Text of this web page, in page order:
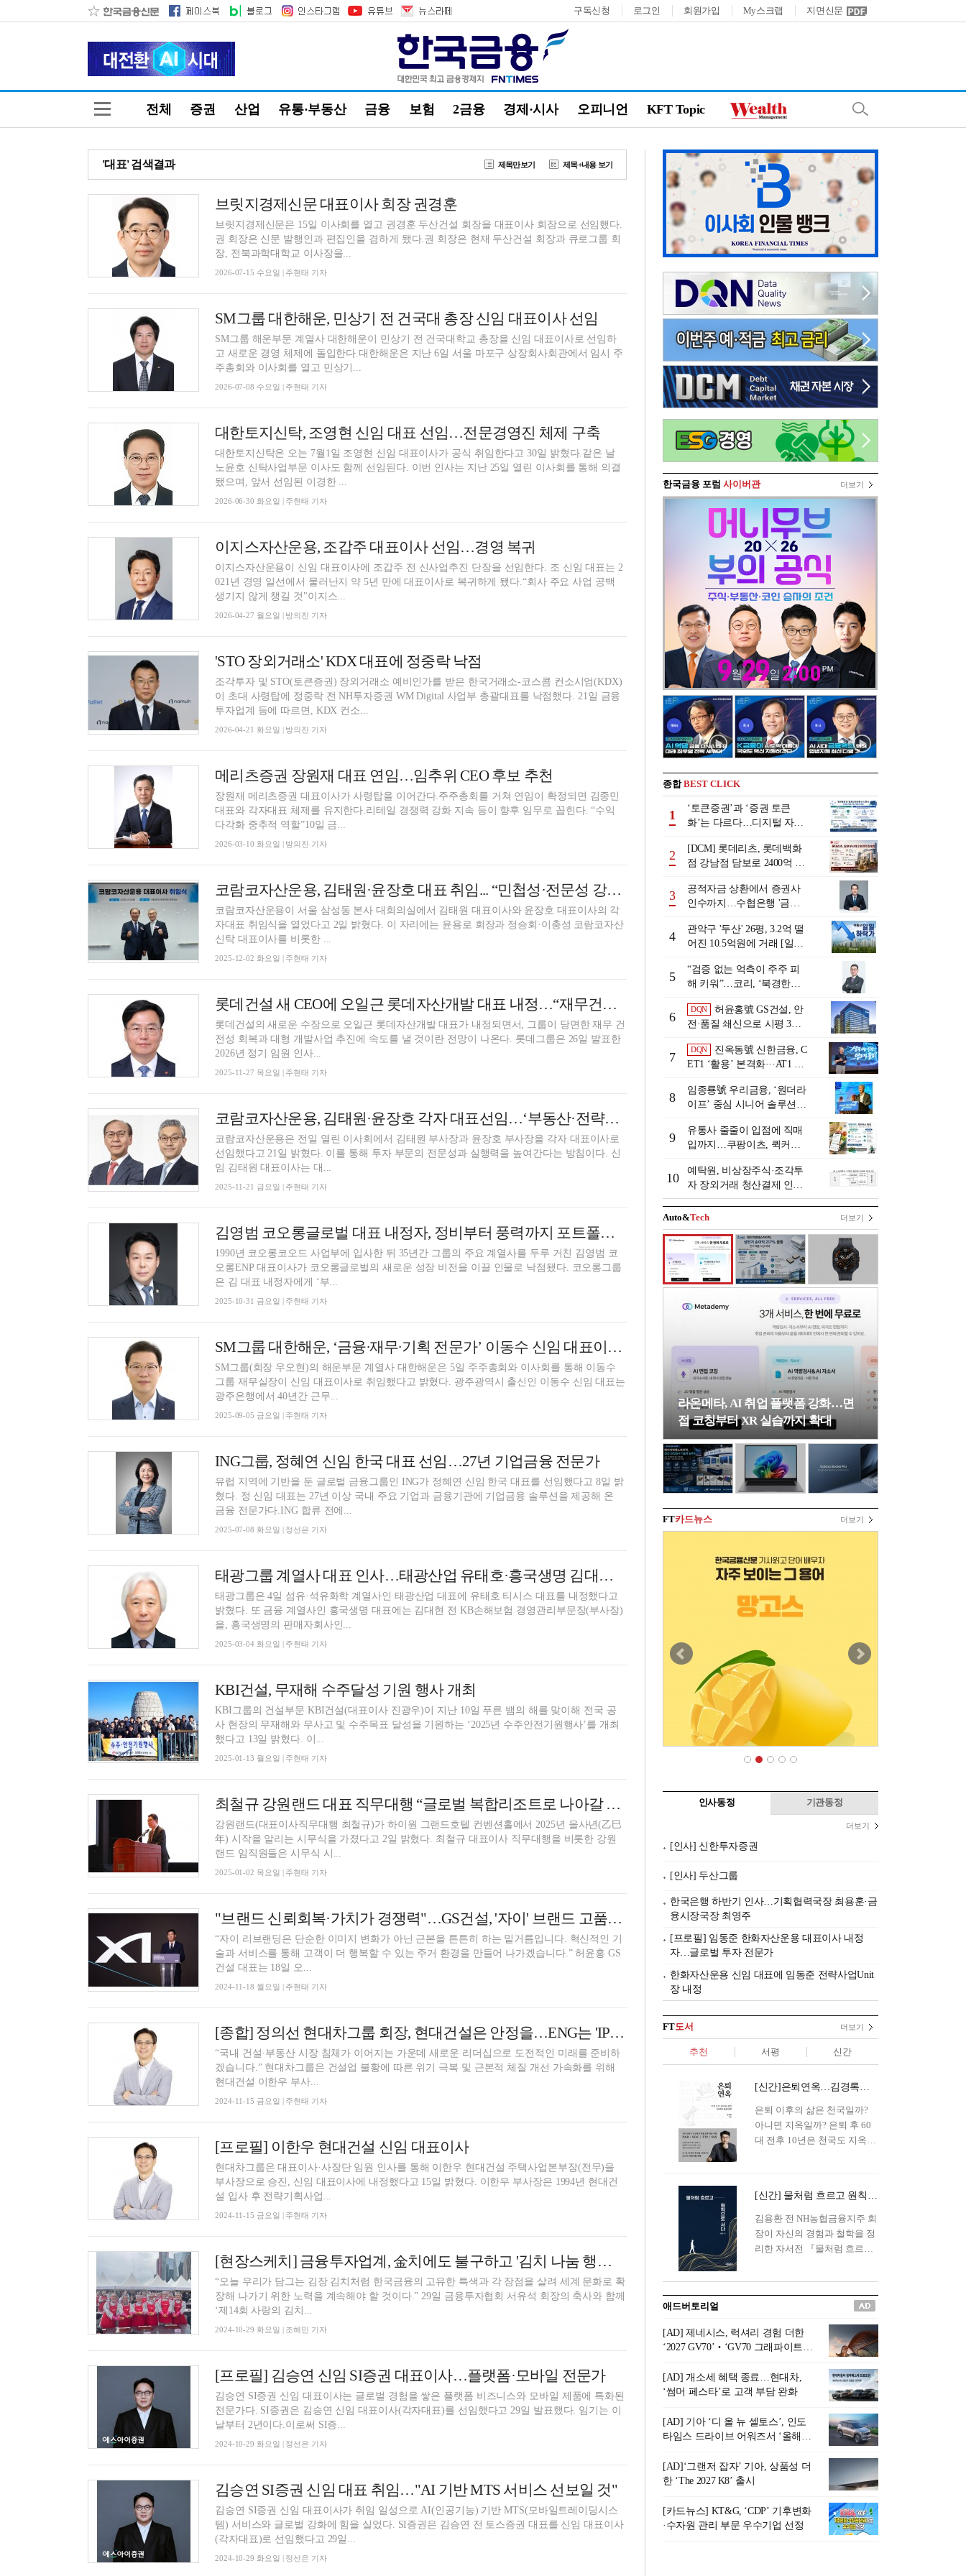
구독신청 로그인 회원가입 My스크랩 지면신문
전체 증권 산업 유통·부동산 금융 보험 2금융 경제·시사 오피니언 KFT Topic
'대표' 검색결과 제목만보기 제목+내용 보기
브릿지경제신문 대표이사 회장 권경훈
브릿지경제신문은 15일 이사회를 열고 권경훈 두산건설 회장을 대표이사 회장으로 선임했다.
권 회장은 신문 발행인과 편집인을 겸하게 됐다.권 회장은 현재 두산건설 회장과 큐로그룹 회
장, 전북과학대학교 이사장을...
2026-07-15 수요일 | 주현태 기자
SM그룹 대한해운, 민상기 전 건국대 총장 신임 대표이사 선임
SM그룹 해운부문 계열사 대한해운이 민상기 전 건국대학교 총장을 신임 대표이사로 선임하
고 새로운 경영 체제에 돌입한다.대한해운은 지난 6일 서울 마포구 상장회사회관에서 임시 주
주총회와 이사회를 열고 민상기...
2026-07-08 수요일 | 주현태 기자
대한토지신탁, 조영현 신임 대표 선임…전문경영진 체제 구축
대한토지신탁은 오는 7월1일 조영현 신임 대표이사가 공식 취임한다고 30일 밝혔다.같은 날
노윤호 신탁사업부문 이사도 함께 선임된다. 이번 인사는 지난 25일 열린 이사회를 통해 의결
됐으며, 앞서 선임된 이경한 ...
2026-06-30 화요일 | 주현태 기자
이지스자산운용, 조갑주 대표이사 선임…경영 복귀
이지스자산운용이 신임 대표이사에 조갑주 전 신사업추진 단장을 선임한다. 조 신임 대표는 2
021년 경영 일선에서 물러난지 약 5년 만에 대표이사로 복귀하게 됐다.“회사 주요 사업 공백
생기지 않게 챙길 것"이지스...
2026-04-27 월요일 | 방의진 기자
'STO 장외거래소' KDX 대표에 정중락 낙점
조각투자 및 STO(토큰증권) 장외거래소 예비인가를 받은 한국거래소-코스콤 컨소시엄(KDX)
이 초대 사령탑에 정중락 전 NH투자증권 WM Digital 사업부 총괄대표를 낙점했다. 21일 금융
투자업계 등에 따르면, KDX 컨소...
2026-04-21 화요일 | 방의진 기자
메리츠증권 장원재 대표 연임…임추위 CEO 후보 추천
장원재 메리츠증권 대표이사가 사령탑을 이어간다.주주총회를 거쳐 연임이 확정되면 김종민
대표와 각자대표 체제를 유지한다.리테일 경쟁력 강화 지속 등이 향후 임무로 꼽힌다. “수익
다각화 중추적 역할”10일 금...
2026-03-10 화요일 | 방의진 기자
코람코자산운용, 김태원·윤장호 대표 취임... “민첩성·전문성 강화 등 성장 체제 구축”
코람코자산운용이 서울 삼성동 본사 대회의실에서 김태원 대표이사와 윤장호 대표이사의 각
자대표 취임식을 열었다고 2일 밝혔다. 이 자리에는 윤용로 회장과 정승회·이충성 코람코자산
신탁 대표이사를 비롯한 ...
2025-12-02 화요일 | 주현태 기자
롯데건설 새 CEO에 오일근 롯데자산개발 대표 내정…“재무건전성 회복”
롯데건설의 새로운 수장으로 오일근 롯데자산개발 대표가 내정되면서, 그룹이 당면한 재무 건
전성 회복과 대형 개발사업 추진에 속도를 낼 것이란 전망이 나온다. 롯데그룹은 26일 발표한
2026년 정기 임원 인사...
2025-11-27 목요일 | 주현태 기자
코람코자산운용, 김태원·윤장호 각자 대표선임…‘부동산·전략투자’ 전문성 강화
코람코자산운용은 전일 열린 이사회에서 김태원 부사장과 윤장호 부사장을 각자 대표이사로
선임했다고 21일 밝혔다. 이를 통해 투자 부문의 전문성과 실행력을 높여간다는 방침이다. 신
임 김태원 대표이사는 대...
2025-11-21 금요일 | 주현태 기자
김영범 코오롱글로벌 대표 내정자, 정비부터 풍력까지 포트폴리오 다각화에 사활
1990년 코오롱코오드 사업부에 입사한 뒤 35년간 그룹의 주요 계열사를 두루 거친 김영범 코
오롱ENP 대표이사가 코오롱글로벌의 새로운 성장 비전을 이끌 인물로 낙점됐다. 코오롱그룹
은 김 대표 내정자에게 ‘부...
2025-10-31 금요일 | 주현태 기자
SM그룹 대한해운, ‘금융∙재무∙기획 전문가’ 이동수 신임 대표이사 취임
SM그룹(회장 우오현)의 해운부문 계열사 대한해운은 5일 주주총회와 이사회를 통해 이동수
그룹 재무실장이 신임 대표이사로 취임했다고 밝혔다. 광주광역시 출신인 이동수 신임 대표는
광주은행에서 40년간 근무...
2025-09-05 금요일 | 주현태 기자
ING그룹, 정혜연 신임 한국 대표 선임…27년 기업금융 전문가
유럽 지역에 기반을 둔 글로벌 금융그룹인 ING가 정혜연 신임 한국 대표를 선임했다고 8일 밝
혔다. 정 신임 대표는 27년 이상 국내 주요 기업과 금융기관에 기업금융 솔루션을 제공해 온
금융 전문가다.ING 합류 전에...
2025-07-08 화요일 | 정선은 기자
태광그룹 계열사 대표 인사…태광산업 유태호·흥국생명 김대현 대표 내정
태광그룹은 4일 섬유·석유화학 계열사인 태광산업 대표에 유태호 티시스 대표를 내정했다고
밝혔다. 또 금융 계열사인 흥국생명 대표에는 김대현 전 KB손해보험 경영관리부문장(부사장)
을, 흥국생명의 판매자회사인...
2025-03-04 화요일 | 주현태 기자
KBI건설, 무재해 수주달성 기원 행사 개최
KBI그룹의 건설부문 KBI건설(대표이사 진광우)이 지난 10일 푸른 뱀의 해를 맞이해 전국 공
사 현장의 무재해와 무사고 및 수주목표 달성을 기원하는 ‘2025년 수주안전기원행사’를 개최
했다고 13일 밝혔다. 이...
2025-01-13 월요일 | 주현태 기자
최철규 강원랜드 대표 직무대행 “글로벌 복합리조트로 나아갈 것”
강원랜드(대표이사직무대행 최철규)가 하이원 그랜드호텔 컨벤션홀에서 2025년 을사년(乙巳
年) 시작을 알리는 시무식을 가졌다고 2일 밝혔다. 최철규 대표이사 직무대행을 비롯한 강원
랜드 임직원들은 시무식 시...
2025-01-02 목요일 | 주현태 기자
"브랜드 신뢰회복·가치가 경쟁력"…GS건설, '자이' 브랜드 고품격 리뉴얼
“자이 리브랜딩은 단순한 이미지 변화가 아닌 근본을 튼튼히 하는 밑거름입니다. 혁신적인 기
술과 서비스를 통해 고객이 더 행복할 수 있는 주거 환경을 만들어 나가겠습니다.” 허윤홍 GS
건설 대표는 18일 오...
2024-11-18 월요일 | 주현태 기자
[종합] 정의선 현대차그룹 회장, 현대건설은 안정을…ENG는 'IPO' 겨냥?
“국내 건설·부동산 시장 침체가 이어지는 가운데 새로운 리더십으로 도전적인 미래를 준비하
겠습니다.” 현대차그룹은 건설업 불황에 따른 위기 극복 및 근본적 체질 개선 가속화를 위해
현대건설 이한우 부사...
2024-11-15 금요일 | 주현태 기자
[프로필] 이한우 현대건설 신임 대표이사
현대차그룹은 대표이사·사장단 임원 인사를 통해 이한우 현대건설 주택사업본부장(전무)을
부사장으로 승진, 신임 대표이사에 내정했다고 15일 밝혔다. 이한우 부사장은 1994년 현대건
설 입사 후 전략기획사업...
2024-11-15 금요일 | 주현태 기자
[현장스케치] 금융투자업계, 金치에도 불구하고 '김치 나눔 행사'로 어려운 이웃 돕는다…역대 최대 규모
“오늘 우리가 담그는 김장 김치처럼 한국금융의 고유한 특색과 각 장점을 살려 세계 문화로 확
장해 나가기 위한 노력을 계속해야 할 것이다.” 29일 금융투자협회 서유석 회장의 축사와 함께
‘제14회 사랑의 김치...
2024-10-29 화요일 | 조해민 기자
[프로필] 김승연 신임 SI증권 대표이사…플랫폼·모바일 전문가
김승연 SI증권 신임 대표이사는 글로벌 경험을 쌓은 플랫폼 비즈니스와 모바일 제품에 특화된
전문가다. SI증권은 김승연 신임 대표이사(각자대표)를 선임했다고 29일 발표했다. 임기는 이
날부터 2년이다.이로써 SI증...
2024-10-29 화요일 | 정선은 기자
김승연 SI증권 신임 대표 취임…"AI 기반 MTS 서비스 선보일 것"
김승연 SI증권 신임 대표이사가 취임 일성으로 AI(인공기능) 기반 MTS(모바일트레이딩시스
템) 서비스와 글로벌 강화에 힘을 실었다. SI증권은 김승연 전 토스증권 대표를 신임 대표이사
(각자대표)로 선임했다고 29일...
2024-10-29 화요일 | 정선은 기자
한국금융 포럼 사이버관 더보기
종합BEST CLICK
1
‘토큰증권’과 ‘증권 토큰
화’는 다르다…디지털 자본
2
[DCM] 롯데리츠, 롯데백화
점 강남점 담보로 2400억 조
3
공적자금 상환에서 증권사
인수까지…수협은행 '금융
행 금융그룹의 꿈①]
4
관악구 '두산' 26평, 3.2억 떨
어진 10.5억원에 거래 [일일
5
“검증 없는 억측이 주주 피
해 키워”…코리, ‘북경한미
6
DQN
허윤홍號 GS건설, 안
전·품질 쇄신으로 시평 3위
7
DQN
진옥동號 신한금융, C
ET1 ‘활용’ 본격화···AT1 늘
view]
8
임종룡號 우리금융, ‘원더라
이프’ 중심 시니어 솔루션
[금융 시니어 비즈니스 돋보
기]
9
유통사 줄줄이 입점에 직매
입까지…쿠팡이츠, 퀵커머
10
예탁원, 비상장주식·조각투
자 장외거래 청산결제 인프
라 구축 착수
Auto&Tech 더보기
라온메타, AI 취업 플랫폼 강화…면
접 코칭부터 XR 실습까지 확대
FT카드뉴스 더보기
인사동정 기관동정
더보기
[인사] 신한투자증권
[인사] 두산그룹
한국은행 하반기 인사…기획협력국장 최용훈·금
융시장국장 최영주
[프로필] 임동준 한화자산운용 대표이사 내정
자…글로벌 투자 전문가
한화자산운용 신임 대표에 임동준 전략사업Unit
장 내정
FT도서 더보기
추천 서평 신간
[신간]은퇴연옥…김경록의 은퇴 후 삶의 나침반
은퇴 이후의 삶은 천국일까?
아니면 지옥일까? 은퇴 후 60
대 전후 10년은 천국도 지옥도
은퇴 설계를 가이드해 온 김경
록 옵투스자산운용의 고문이
신간 『은퇴연옥』을 내놓았
다.단테는 지옥을 '모든 희망을
록 고문은 새로운 시각을 제시
0년의 과도기는 지옥이 아니라
정화와 성장의 공간인 ‘은퇴연
옥(Purgatory)’이라는 것이다.
연옥은 고통스럽지만 끝이 있
으며, 준비를 통해 천국으로 나
아갈 수 있는 희망의 장소라고
말한
[신간] 물처럼 흐르고 원칙으로 서다…김용환의 통찰을 담다
김용환 전 NH농협금융지주 회
장이 자신의 경험과 철학을 정
리한 자서전 『물처럼 흐르고
통 관료 출신으로 한국 금융의
주요 변곡점마다 중요한 역할
을 하고 금융 경영인으로서 큰
족적을 남긴 김 전 회장이 후배
세대에게 전하는 삶의 조언을
담은 인생 노트다.『물처럼 흐
르고 원칙으로 서다』는 단순
한 자서전을 넘어, 실패를 두려
워하지 않는 용기와 자신에 대
한 믿음이 어떻게 삶을 풍요롭
게 만드는지를 보여주는 지혜
의 보고로 평가된다.김용환 전
회장은 “인생의 목표가 크더라
도 조급해하지 말고 작은 것부
터 하나 하나 성취해 나가
라”고 조언한다. 뼈아픈 실패
조차 성공의 뼈대가 된다는 긍
애드버토리얼
[AD] 제네시스, 럭셔리 경험 더한
‘2027 GV70’‧‘GV70 그래파이트’
[AD] 개소세 혜택 종료…현대차,
‘썸머 페스타’로 고객 부담 완화
[AD] 기아 ‘디 올 뉴 셀토스’, 인도
타임스 드라이브 어워즈서 ‘올해의
[AD]‘그랜저 잡자’ 기아, 상품성 더
한 ‘The 2027 K8’ 출시
[카드뉴스] KT&G, ‘CDP’ 기후변화
·수자원 관리 부문 우수기업 선정